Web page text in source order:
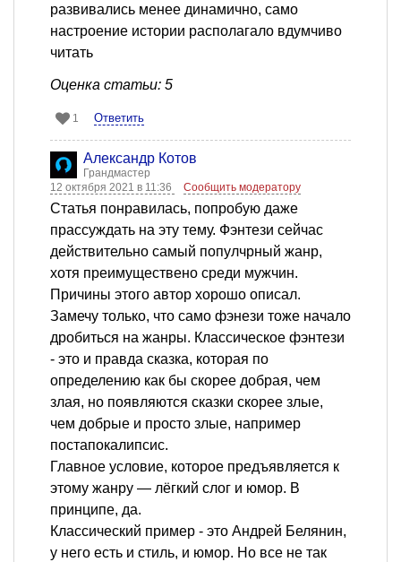
развивались менее динамично, само
настроение истории располагало вдумчиво
читать
Оценка статьи: 5
1 Ответить
Александр Котов
Грандмастер
12 октября 2021 в 11:36
Сообщить модератору
Статья понравилась, попробую даже
прассуждать на эту тему. Фэнтези сейчас
действительно самый популчрный жанр,
хотя преимуществено среди мужчин.
Причины этого автор хорошо описал.
Замечу только, что само фэнези тоже начало
дробиться на жанры. Классическое фэнтези
- это и правда сказка, которая по
определению как бы скорее добрая, чем
злая, но появляются сказки скорее злые,
чем добрые и просто злые, например
постапокалипсис.
Главное условие, которое предъявляется к
этому жанру — лёгкий слог и юмор. В
принципе, да.
Классический пример - это Андрей Белянин,
у него есть и стиль, и юмор. Но все не так